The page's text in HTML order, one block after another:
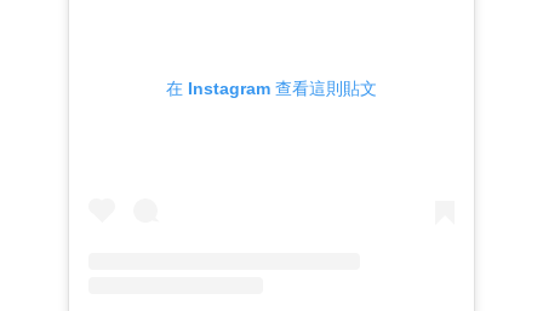
在 Instagram 查看這則貼文